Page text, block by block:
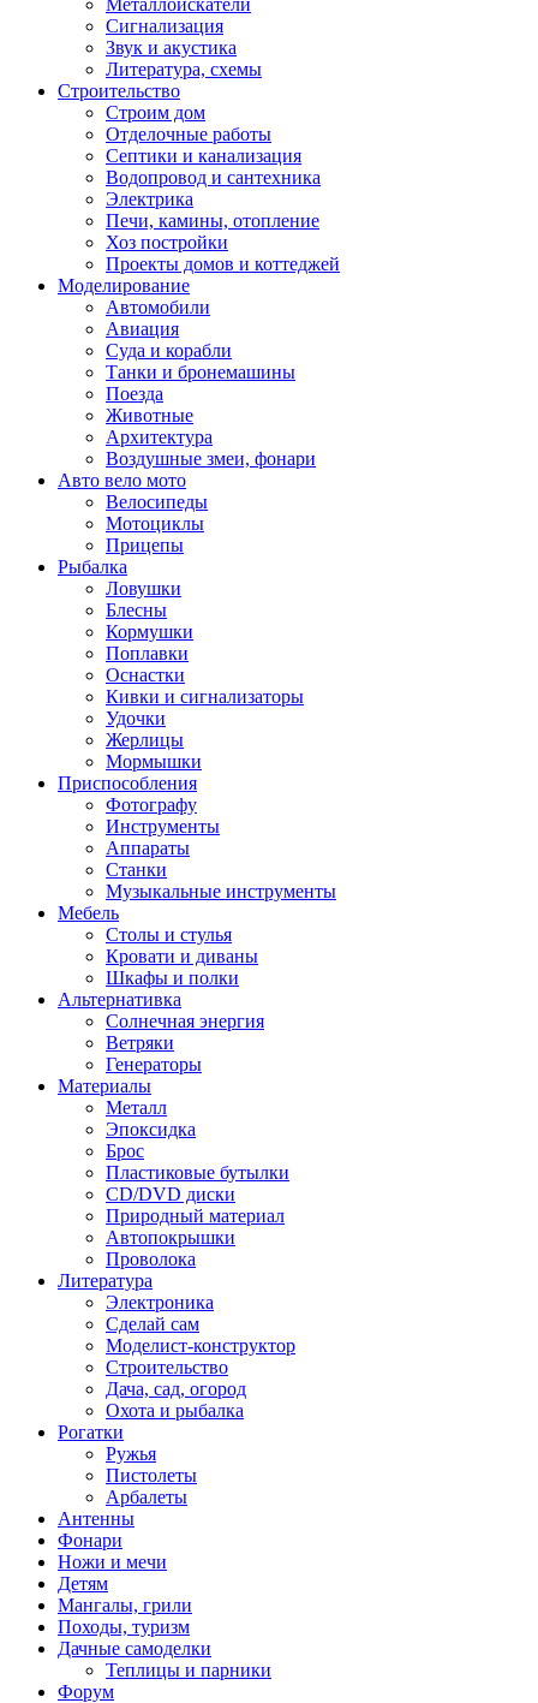
Металлоискатели
Сигнализация
Звук и акустика
Литература, схемы
Строительство
Строим дом
Отделочные работы
Септики и канализация
Водопровод и сантехника
Электрика
Печи, камины, отопление
Хоз постройки
Проекты домов и коттеджей
Моделирование
Автомобили
Авиация
Суда и корабли
Танки и бронемашины
Поезда
Животные
Архитектура
Воздушные змеи, фонари
Авто вело мото
Велосипеды
Мотоциклы
Прицепы
Рыбалка
Ловушки
Блесны
Кормушки
Поплавки
Оснастки
Кивки и сигнализаторы
Удочки
Жерлицы
Мормышки
Приспособления
Фотографу
Инструменты
Аппараты
Станки
Музыкальные инструменты
Мебель
Столы и стулья
Кровати и диваны
Шкафы и полки
Альтернативка
Солнечная энергия
Ветряки
Генераторы
Материалы
Металл
Эпоксидка
Брос
Пластиковые бутылки
CD/DVD диски
Природный материал
Автопокрышки
Проволока
Литература
Электроника
Сделай сам
Моделист-конструктор
Строительство
Дача, сад, огород
Охота и рыбалка
Рогатки
Ружья
Пистолеты
Арбалеты
Антенны
Фонари
Ножи и мечи
Детям
Мангалы, грили
Походы, туризм
Дачные самоделки
Теплицы и парники
Форум